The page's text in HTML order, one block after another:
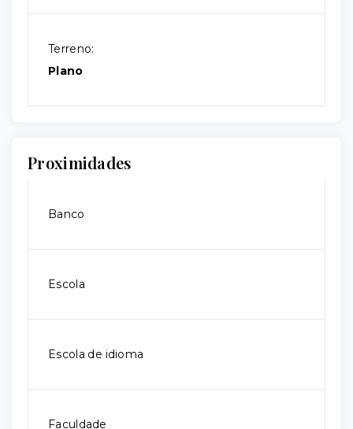
Terreno:
Plano
Proximidades
Banco
Escola
Escola de idioma
Faculdade